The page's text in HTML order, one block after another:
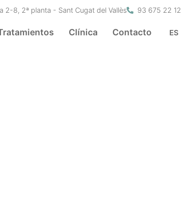
2-8, 2ª planta - Sant Cugat del Vallès 93 675 22 12
Clínica Contacto ES